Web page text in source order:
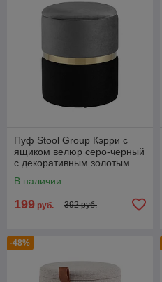
Пуф Stool Group Кэрри с
ящиком велюр серо-черный
с декоративным золотым
В наличии
199 руб. 392 руб.
-48%